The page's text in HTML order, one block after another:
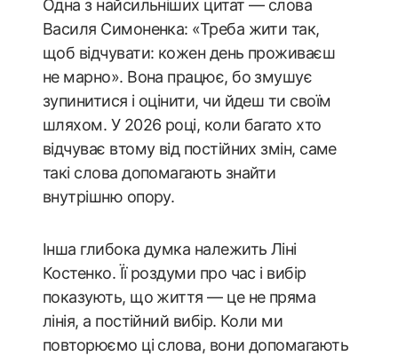
Одна з найсильніших цитат — слова
Василя Симоненка: «Треба жити так,
щоб відчувати: кожен день проживаєш
не марно». Вона працює, бо змушує
зупинитися і оцінити, чи йдеш ти своїм
шляхом. У 2026 році, коли багато хто
відчуває втому від постійних змін, саме
такі слова допомагають знайти
внутрішню опору.
Інша глибока думка належить Ліні
Костенко. Її роздуми про час і вибір
показують, що життя — це не пряма
лінія, а постійний вибір. Коли ми
повторюємо ці слова, вони допомагають